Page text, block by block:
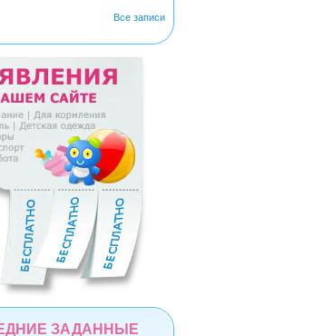
Все записи
ЗАДАННЫЕ